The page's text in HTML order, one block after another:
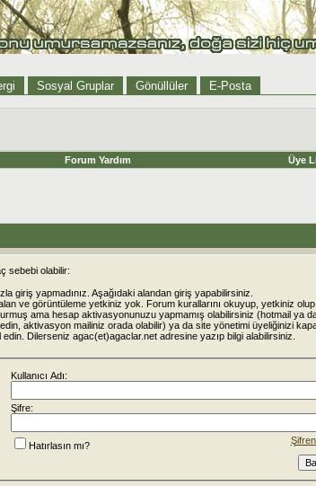
Sosyal Gruplar Gönüllüler E-Posta
Forum Yardım Üye
sebebi olabilir:
giriş yapmadınız. Aşağıdaki alandan giriş yapabilirsiniz.
ve görüntüleme yetkiniz yok. Forum kurallarını okuyup, yetkiniz olup
ama hesap aktivasyonunuzu yapmamış olabilirsiniz (hotmail ya
aktivasyon mailiniz orada olabilir) ya da site yönetimi üyeliğinizi
Dilerseniz agac(et)agaclar.net adresine yazıp bilgi alabilirsiniz.
Kullanıcı Adı:
Şifre:
Hatırlasın mı?